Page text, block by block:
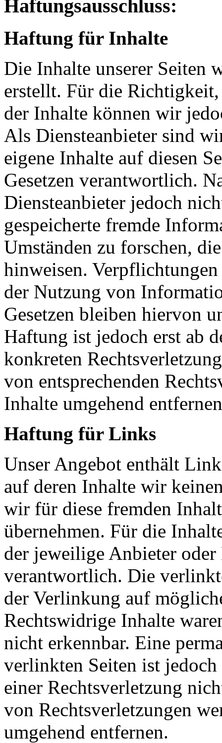
Haftungsausschluss:
Haftung für Inhalte
Die Inhalte unserer Seiten
erstellt. Für die
der Inhalte können wir
Als Diensteanbieter sind
eigene Inhalte auf diesen
Gesetzen verantwortlich.
Diensteanbieter jedoch
gespeicherte fremde
Umständen zu forschen,
hinweisen.
der Nutzung von
Gesetzen bleiben hiervon
Haftung ist jedoch erst ab
konkreten
von entsprechenden
Inhalte umgehend
Haftung für Links
Unser Angebot enthält
auf deren Inhalte wir
wir für diese fremden
übernehmen. Für die
der jeweilige Anbieter oder
verantwortlich. Die
der Verlinkung auf
Rechtswidrige Inhalte
nicht erkennbar. Eine
verlinkten Seiten ist
einer Rechtsverletzung
von Rechtsverletzungen
umgehend entfernen.